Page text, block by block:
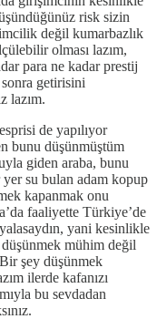
risk sizin
değil kumarbazlık
olması lazım,
para ne kadar prestij
getirisini
lazım.
de yapılıyor
bunu düşünmüştüm
giden araba, bunu
su bulan adam kopup
kapanmak onu
faaliyette Türkiye’de
yani kesinlikle
mühim değil
şey düşünmek
ilerde kafanızı
bu sevdadan